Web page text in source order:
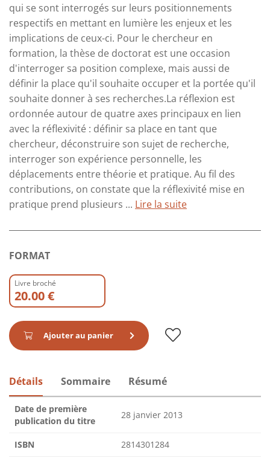
qui se sont interrogés sur leurs positionnements
respectifs en mettant en lumière les enjeux et les
implications de ceux-ci. Pour le chercheur en
formation, la thèse de doctorat est une occasion
d'interroger sa position complexe, mais aussi de
définir la place qu'il souhaite occuper et la portée qu'il
souhaite donner à ses recherches.La réflexion est
ordonnée autour de quatre axes principaux en lien
avec la réflexivité : définir sa place en tant que
chercheur, déconstruire son sujet de recherche,
interroger son expérience personnelle, les
déplacements entre théorie et pratique. Au fil des
contributions, on constate que la réflexivité mise en
pratique prend plusieurs ... Lire la suite
FORMAT
Livre broché
20.00 €
Ajouter au panier
Détails Sommaire Résumé
Date de première
publication du titre
28 janvier 2013
ISBN 2814301284